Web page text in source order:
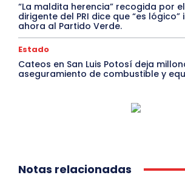
“La maldita herencia” recogida por el
dirigente del PRI dice que “es
ahora al Partido Verde.
Estado
Cateos en San Luis Potosí deja
aseguramiento de combustible y
Notas relacionadas